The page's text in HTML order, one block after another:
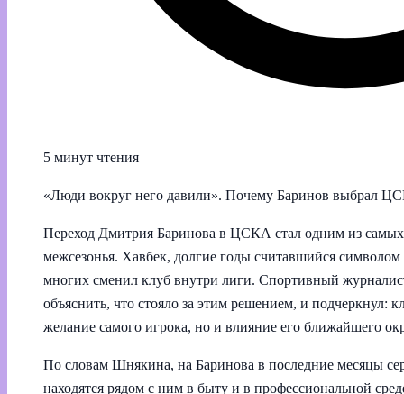
5 минут чтения
«Люди вокруг него давили». Почему Баринов выбрал
Переход Дмитрия Баринова в ЦСКА стал одним из самых
межсезонья. Хавбек, долгие годы считавшийся
многих сменил клуб внутри лиги. Спортивный
объяснить, что стояло за этим решением, и подчеркнул:
желание самого игрока, но и влияние его ближайшего
По словам Шнякина, на Баринова в последние месяцы
находятся рядом с ним в быту и в профессиональной